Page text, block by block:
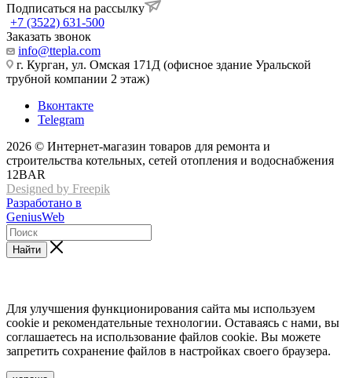
Подписаться на рассылку
+7 (3522) 631-500
Заказать звонок
info@ttepla.com
г. Курган, ул. Омская 171Д (офисное здание Уральской
трубной компании 2 этаж)
Вконтакте
Telegram
2026 © Интернет-магазин товаров для ремонта и
строительства котельных, сетей отопления и водоснабжения
12BAR
Designed by Freepik
Разработано в
GeniusWeb
Найти
Для улучшения функционирования сайта мы используем
cookie и рекомендательные технологии. Оставаясь с нами, вы
соглашаетесь на использование файлов cookie. Вы можете
запретить сохранение файлов в настройках своего браузера.